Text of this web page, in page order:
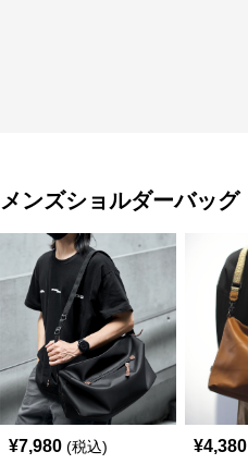
メンズショルダーバッグ
¥7,980 (税込) ¥4,380